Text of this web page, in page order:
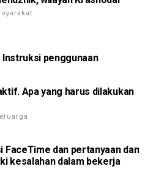
Instruksi penggunaan
Apa yang harus dilakukan
FaceTime dan pertanyaan dan
kesalahan dalam bekerja